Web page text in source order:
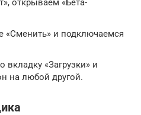
открываем «Бета-
«Сменить» и подключаемся
вкладку «Загрузки» и
на любой другой.